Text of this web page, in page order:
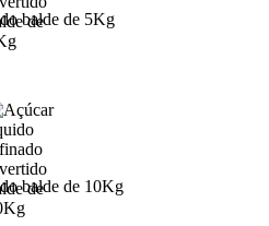
balde de 5Kg
balde de 10Kg